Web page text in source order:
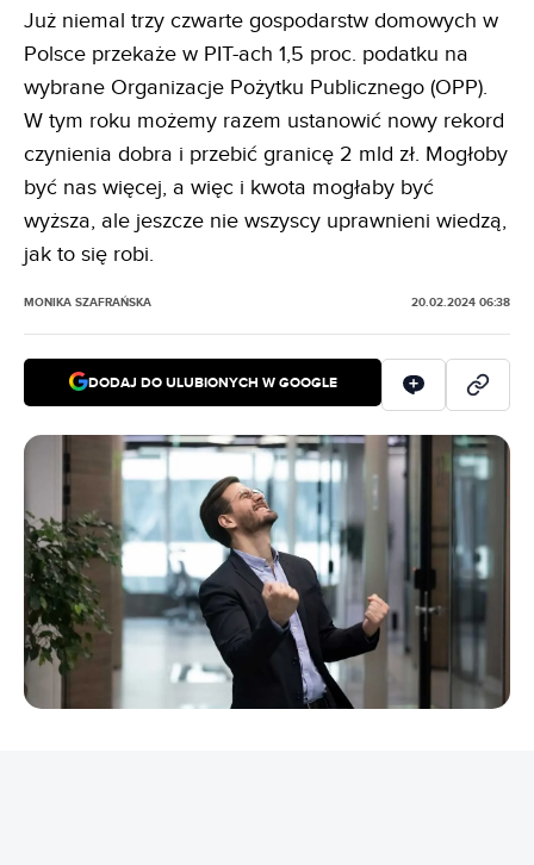
Już niemal trzy czwarte gospodarstw domowych w
Polsce przekaże w PIT-ach 1,5 proc. podatku na
wybrane Organizacje Pożytku Publicznego (OPP).
W tym roku możemy razem ustanowić nowy rekord
czynienia dobra i przebić granicę 2 mld zł. Mogłoby
być nas więcej, a więc i kwota mogłaby być
wyższa, ale jeszcze nie wszyscy uprawnieni wiedzą,
jak to się robi.
MONIKA SZAFRAŃSKA 20.02.2024 06:38
DODAJ DO ULUBIONYCH W GOOGLE